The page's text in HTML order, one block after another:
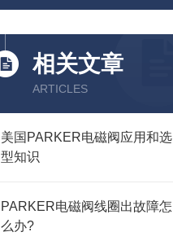
相关文章
ARTICLES
美国PARKER电磁阀应用和选
型知识
PARKER电磁阀线圈出故障怎
么办?